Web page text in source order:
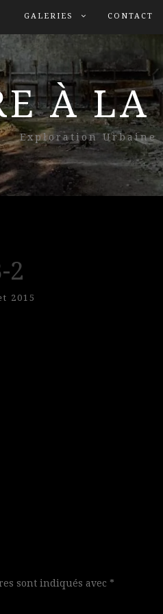
GALERIES CONTACT
À
Exploration Urbaine
2
2015
sont indiqués avec *